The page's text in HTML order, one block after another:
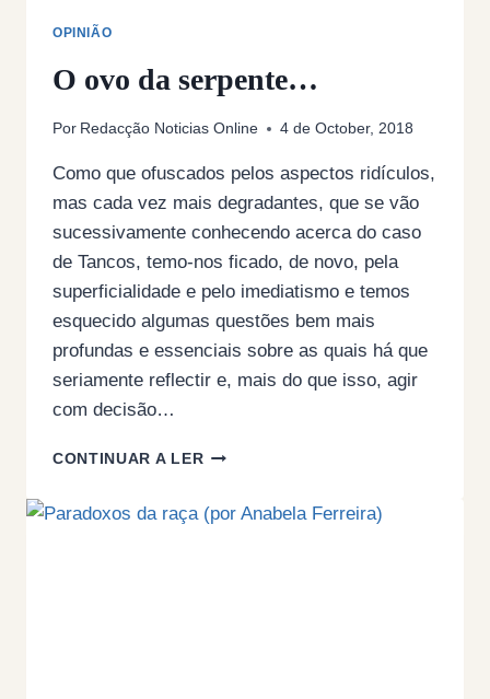
OPINIÃO
O ovo da serpente…
Por Redacção Noticias Online 4 de October, 2018
Como que ofuscados pelos aspectos ridículos,
mas cada vez mais degradantes, que se vão
sucessivamente conhecendo acerca do caso
de Tancos, temo-nos ficado, de novo, pela
superficialidade e pelo imediatismo e temos
esquecido algumas questões bem mais
profundas e essenciais sobre as quais há que
seriamente reflectir e, mais do que isso, agir
com decisão…
CONTINUAR A LERO
SERPENTE…